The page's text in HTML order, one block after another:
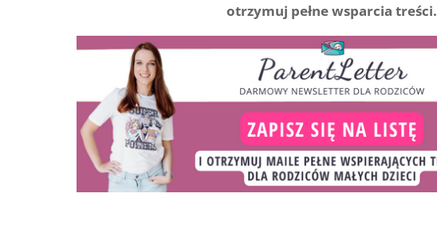
otrzymuj pełne wsparcia treści.